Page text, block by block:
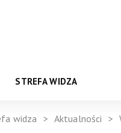
STREFA WIDZA
widza Aktualności